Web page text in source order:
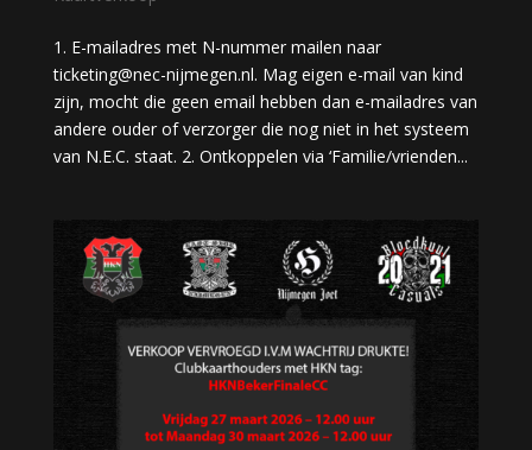
1. E-mailadres met N-nummer mailen naar
ticketing@nec-nijmegen.nl. Mag eigen e-mail van kind
zijn, mocht die geen email hebben dan e-mailadres van
andere ouder of verzorger die nog niet in het systeem
van N.E.C. staat. 2. Ontkoppelen via ‘Familie/vrienden...